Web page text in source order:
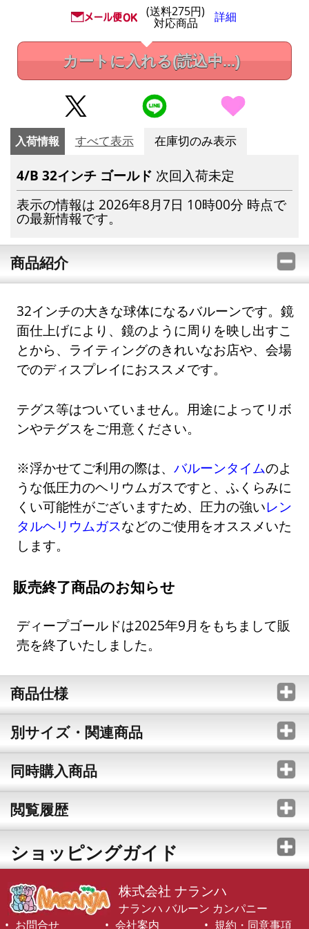
(送料275円)
対応商品 詳細
カートに入れる(読込中...)
入荷情報 すべて表示 在庫切のみ表示
4/B 32インチ ゴールド 次回入荷未定
表示の情報は 2026年8月7日 10時00分 時点で
の最新情報です。
商品紹介
32インチの大きな球体になるバルーンです。鏡
面仕上げにより、鏡のように周りを映し出すこ
とから、ライティングのきれいなお店や、会場
でのディスプレイにおススメです。
テグス等はついていません。用途によってリボ
ンやテグスをご用意ください。
※浮かせてご利用の際は、バルーンタイムのよ
うな低圧力のヘリウムガスですと、ふくらみに
くい可能性がございますため、圧力の強いレン
タルヘリウムガスなどのご使用をオススメいた
します。
販売終了商品のお知らせ
ディープゴールドは2025年9月をもちまして販
売を終了いたしました。
商品仕様
別サイズ・関連商品
同時購入商品
閲覧履歴
ショッピングガイド
株式会社 ナランハ
ナランハ バルーン カンパニー
お問合せ
会社案内 規約・同意事項